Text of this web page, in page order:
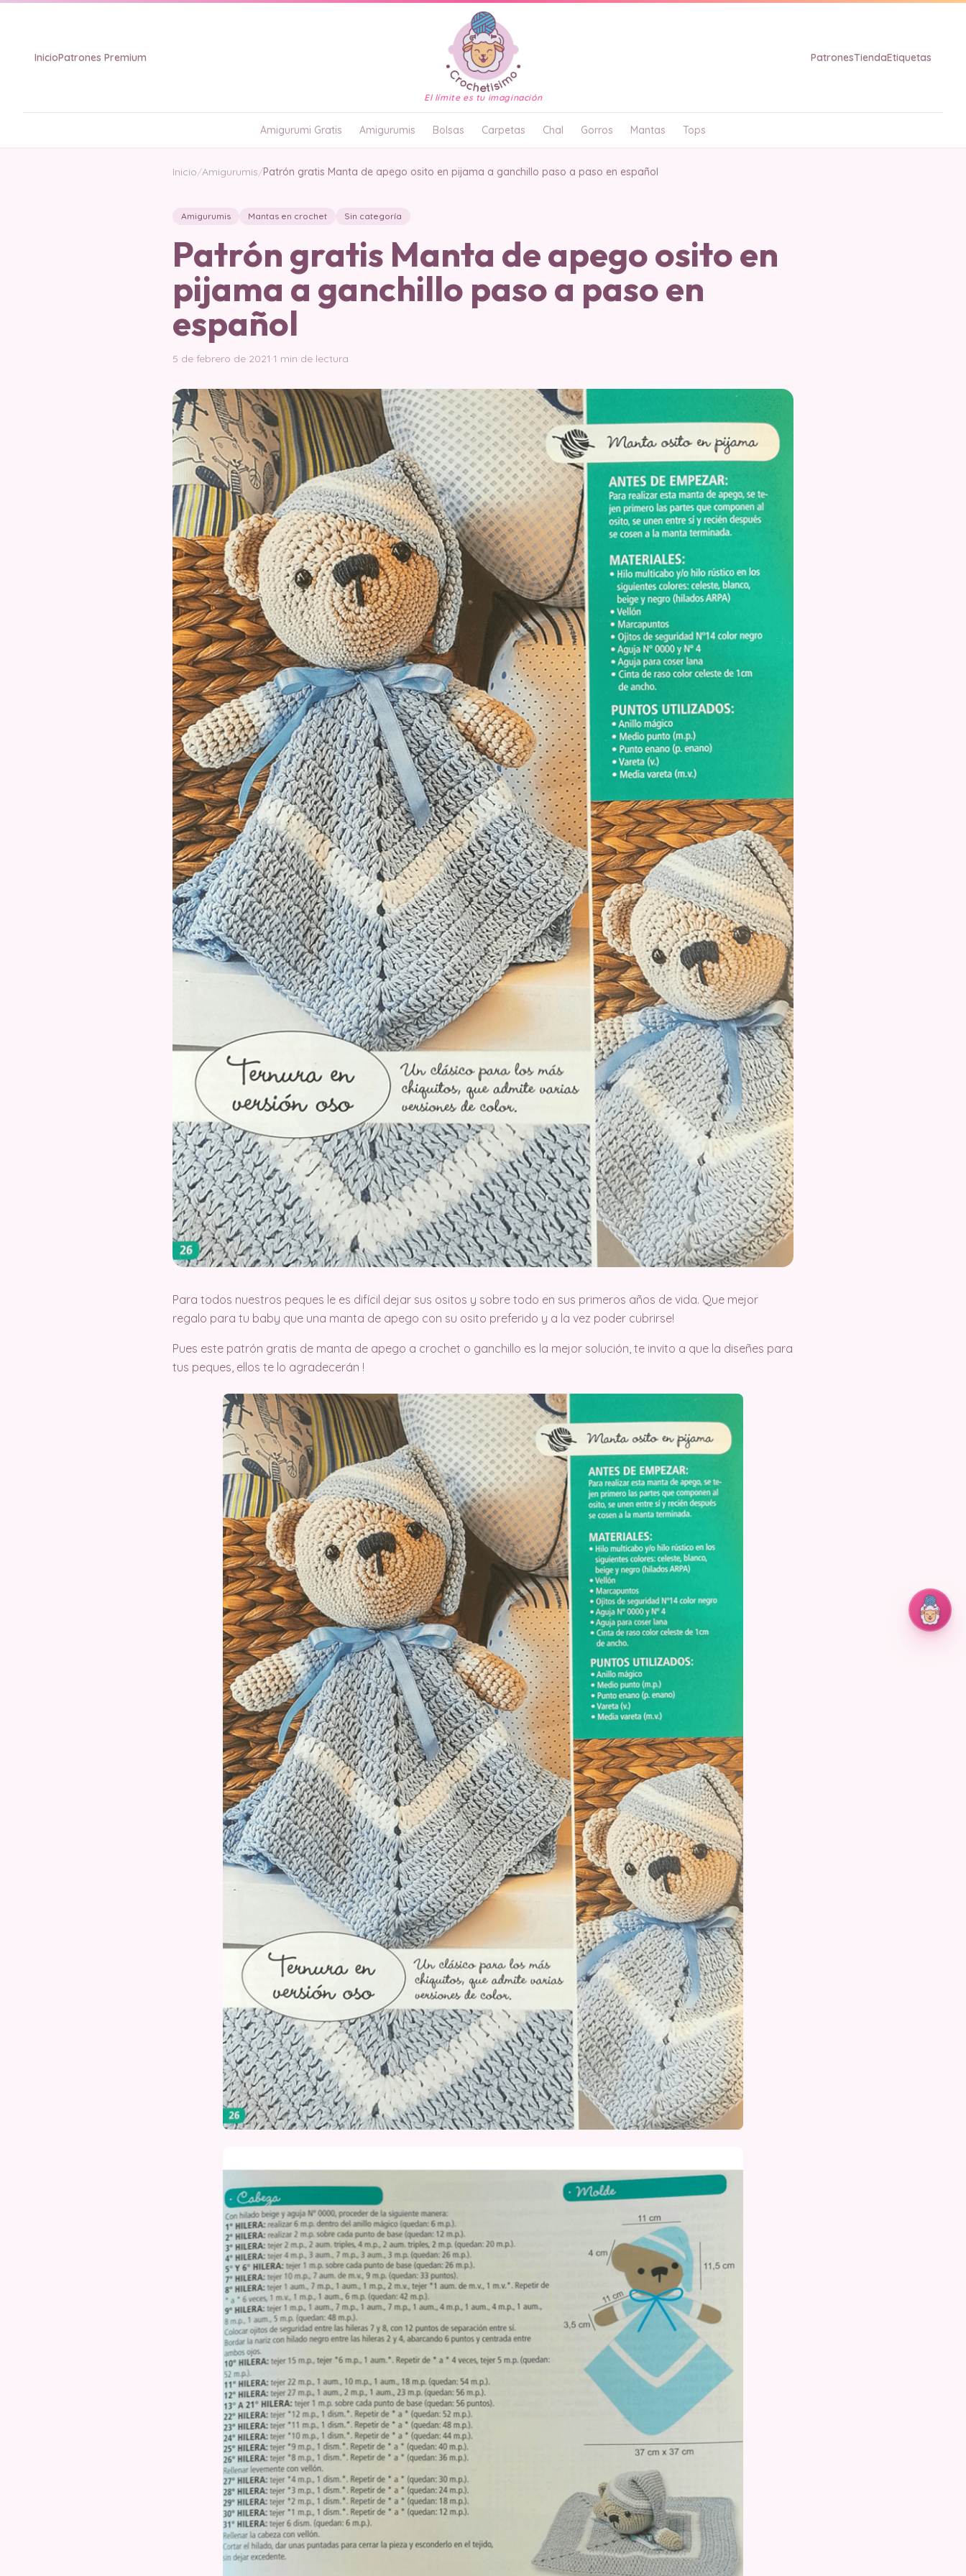
InicioPatrones Premium
El límite es tu imaginación
PatronesTiendaEtiquetas
Amigurumi Gratis Amigurumis Bolsas Carpetas Chal Gorros Mantas Tops
Inicio/Amigurumis/Patrón gratis Manta de apego osito en pijama a ganchillo paso a paso en español
Amigurumis Mantas en crochet Sin categoría
Patrón gratis Manta de apego osito en
pijama a ganchillo paso a paso en
español
5 de febrero de 2021·1 min de lectura
Para todos nuestros peques le es difícil dejar sus ositos y sobre todo en sus primeros años de vida. Que mejor
regalo para tu baby que una manta de apego con su osito preferido y a la vez poder cubrirse!
Pues este patrón gratis de manta de apego a crochet o ganchillo es la mejor solución, te invito a que la diseñes para
tus peques, ellos te lo agradecerán !